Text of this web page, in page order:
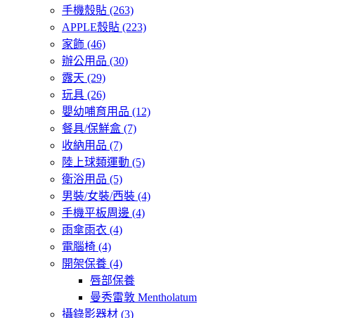
手機殼貼 (263)
APPLE殼貼 (223)
家飾 (46)
辦公用品 (30)
露天 (29)
玩具 (26)
嬰幼哺育用品 (12)
餐具/保鮮盒 (7)
收納用品 (7)
陸上球類運動 (5)
衛浴用品 (5)
男裝/女裝/西裝 (4)
手機平板周邊 (4)
雨傘雨衣 (4)
電腦椅 (4)
開架保養 (4)
唇部保養
曼秀雷敦 Mentholatum
攝錄影器材 (3)